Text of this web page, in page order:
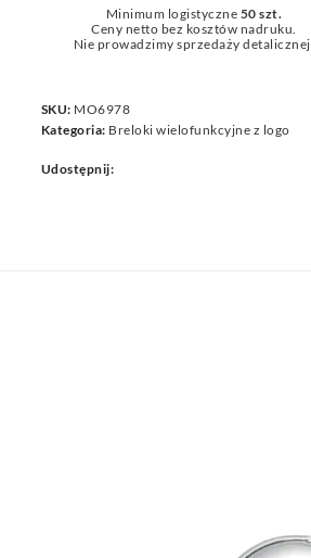
Minimum logistyczne 50 szt.
Ceny netto bez kosztów nadruku.
Nie prowadzimy sprzedaży detalicznej.
SKU: MO6978
Kategoria: Breloki wielofunkcyjne z logo
Udostępnij: